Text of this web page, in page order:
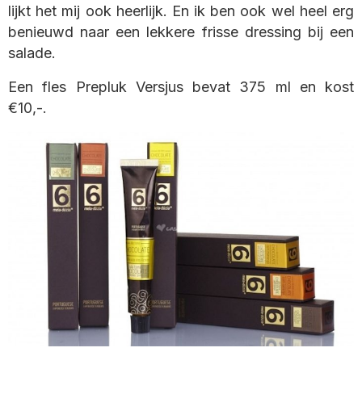
lijkt het mij ook heerlijk. En ik ben ook wel heel erg
benieuwd naar een lekkere frisse dressing bij een
salade.
Een fles Prepluk Versjus bevat 375 ml en kost
€10,-.